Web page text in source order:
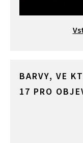
BARVY, VE
17 PRO